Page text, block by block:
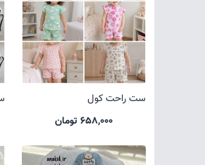
ست راحت کول
658,000 تومان